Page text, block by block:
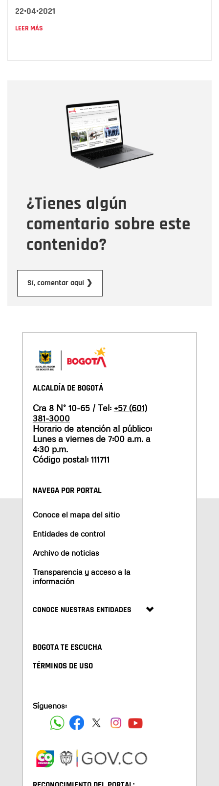
22•04•2021
LEER MÁS
¿Tienes algún
comentario sobre este
contenido?
Sí, comentar aquí ❯
Correo electrónico
Tipo de comentario
Mensaje
ALCALDÍA DE BOGOTÁ
Cra 8 N° 10-65 / Tel: +57 (601)
381-3000
Horario de atención al público:
Lunes a viernes de 7:00 a.m. a
4:30 p.m.
Código postal: 111711
NAVEGA POR PORTAL
Conoce el mapa del sitio
Entidades de control
Archivo de noticias
Transparencia y acceso a la
información
CONOCE NUESTRAS ENTIDADES
BOGOTA TE ESCUCHA
TÉRMINOS DE USO
Síguenos: